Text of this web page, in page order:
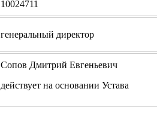
10024711
генеральный директор
Сопов Дмитрий Евгеньевич
действует на основании Устава